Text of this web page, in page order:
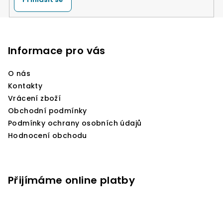
Informace pro vás
O nás
Kontakty
Vrácení zboží
Obchodní podmínky
Podmínky ochrany osobních údajů
Hodnocení obchodu
Přijímáme online platby